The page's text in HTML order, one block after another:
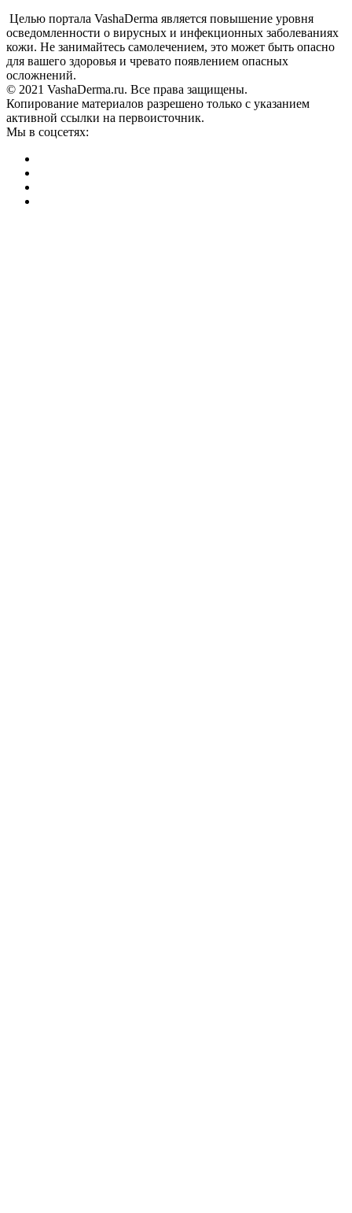
Целью портала VashaDerma является повышение уровня
осведомленности о вирусных и инфекционных заболеваниях
кожи. Не занимайтесь самолечением, это может быть опасно
для вашего здоровья и чревато появлением опасных
осложнений.
© 2021 VashaDerma.ru. Все права защищены.
Копирование материалов разрешено только с указанием
активной ссылки на первоисточник.
Мы в соцсетях: